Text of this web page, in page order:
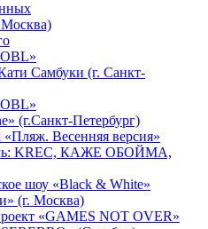
Самбуки (г. Санкт-
(г.Санкт-Петербург)
Весенняя версия»
KREC, КАЖЕ ОБОЙМА,
шоу «Black & White»
(г. Москва)
«GAMES NOT OVER»